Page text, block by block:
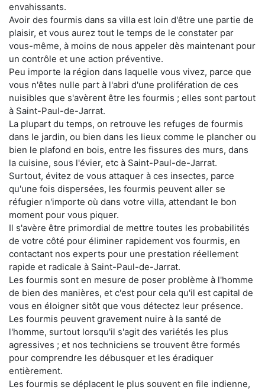
envahissants.
Avoir des fourmis dans sa villa est loin d'être une partie de
plaisir, et vous aurez tout le temps de le constater par
vous-même, à moins de nous appeler dès maintenant pour
un contrôle et une action préventive.
Peu importe la région dans laquelle vous vivez, parce que
vous n'êtes nulle part à l'abri d'une prolifération de ces
nuisibles que s'avèrent être les fourmis ; elles sont partout
à Saint-Paul-de-Jarrat.
La plupart du temps, on retrouve les refuges de fourmis
dans le jardin, ou bien dans les lieux comme le plancher ou
bien le plafond en bois, entre les fissures des murs, dans
la cuisine, sous l'évier, etc à Saint-Paul-de-Jarrat.
Surtout, évitez de vous attaquer à ces insectes, parce
qu'une fois dispersées, les fourmis peuvent aller se
réfugier n'importe où dans votre villa, attendant le bon
moment pour vous piquer.
Il s'avère être primordial de mettre toutes les probabilités
de votre côté pour éliminer rapidement vos fourmis, en
contactant nos experts pour une prestation réellement
rapide et radicale à Saint-Paul-de-Jarrat.
Les fourmis sont en mesure de poser problème à l'homme
de bien des manières, et c'est pour cela qu'il est capital de
vous en éloigner sitôt que vous détectez leur présence.
Les fourmis peuvent gravement nuire à la santé de
l'homme, surtout lorsqu'il s'agit des variétés les plus
agressives ; et nos techniciens se trouvent être formés
pour comprendre les débusquer et les éradiquer
entièrement.
Les fourmis se déplacent le plus souvent en file indienne,